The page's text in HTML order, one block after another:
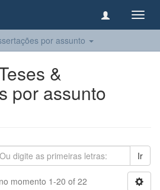
por assunto
&
por assunto
Ir
momento 1-20 of 22